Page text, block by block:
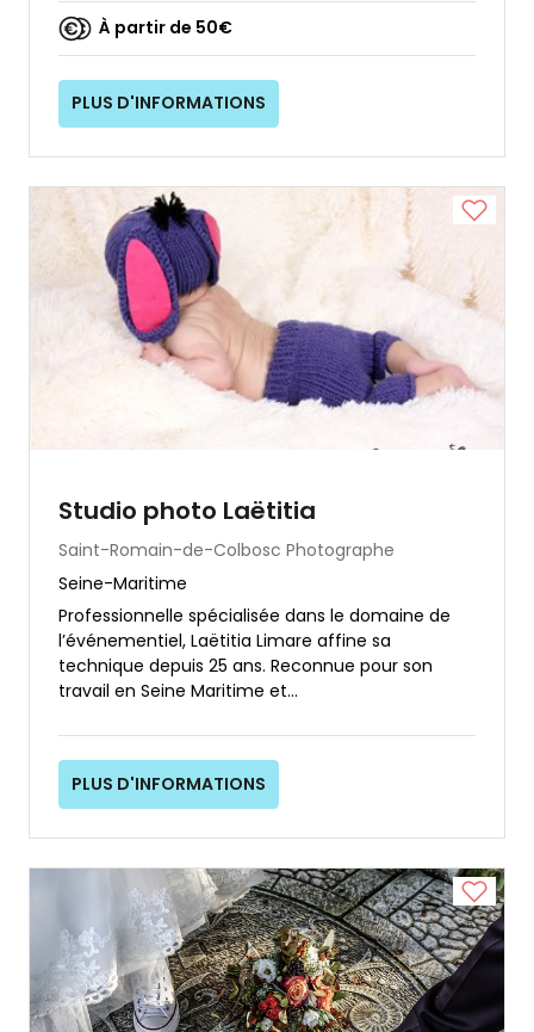
À partir de 50€
PLUS D'INFORMATIONS
Studio photo Laëtitia
Saint-Romain-de-Colbosc Photographe
Seine-Maritime
Professionnelle spécialisée dans le domaine de
l’événementiel, Laëtitia Limare affine sa
technique depuis 25 ans. Reconnue pour son
travail en Seine Maritime et...
PLUS D'INFORMATIONS